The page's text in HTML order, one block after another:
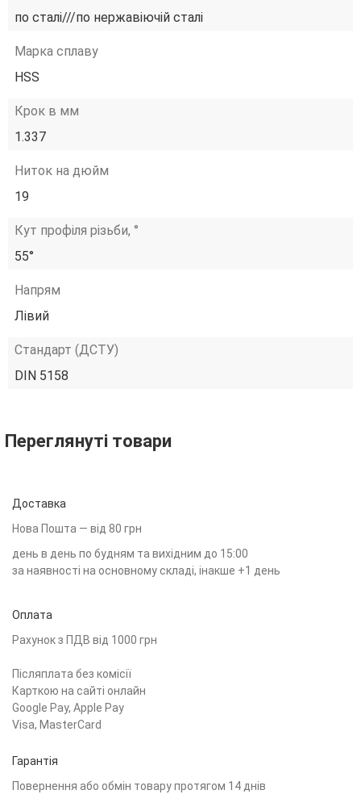
по сталі///по нержавіючій сталі
Марка сплаву
HSS
Крок в мм
1.337
Ниток на дюйм
19
Кут профіля різьби, °
55°
Напрям
Лівий
Стандарт (ДСТУ)
DIN 5158
Переглянуті товари
Доставка
Нова Пошта — від 80 грн
день в день по будням та вихідним до 15:00
за наявності на основному складі, інакше +1 день
Оплата
Рахунок з ПДВ від 1000 грн
Післяплата без комісії
Карткою на сайті онлайн
Google Pay, Apple Pay
Visa, MasterCard
Гарантія
Повернення або обмін товару протягом 14 днів